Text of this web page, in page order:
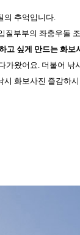
의 추억입니다.
질부부의 좌충우돌
고 싶게 만드는 화보
가왔어요. 더불어 낚
시 화보사진 즐감하